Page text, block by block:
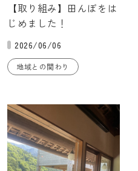
【取り組み】田んぼをは
じめました！
2026/06/06
地域との関わり